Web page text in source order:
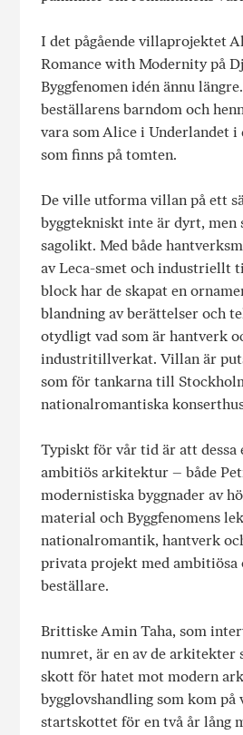
I det pågående villaprojektet
Romance with Modernity på
Byggfenomen idén ännu
beställarens barndom och
vara som Alice i Underlandet i
som finns på tomten.
De ville utforma villan på ett
byggtekniskt inte är dyrt, men
sagolikt. Med både
av Leca-smet och industriellt
block har de skapat en
blandning av berättelser och
otydligt vad som är hantverk
industritillverkat. Villan är
som för tankarna till
nationalromantiska
Typiskt för vår tid är att dessa
ambitiös arkitektur – både
modernistiska byggnader av
material och Byggfenomens
nationalromantik, hantverk
privata projekt med ambitiösa
beställare.
Brittiske Amin Taha, som
numret, är en av de arkitekter
skott för hatet mot modern
bygglovshandling som kom på
startskottet för en två år lång